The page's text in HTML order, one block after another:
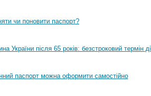
чи поновити паспорт?
після 65 років: безстроковий термін
паспорт можна оформити самостійно